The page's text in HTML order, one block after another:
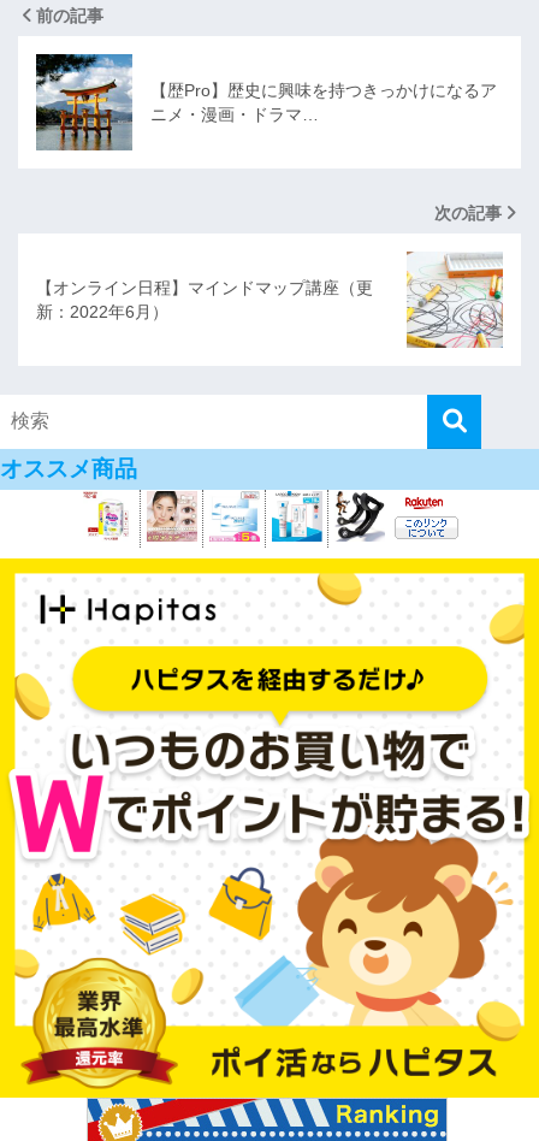
前の記事
【歴Pro】歴史に興味を持つきっかけになるア
ニメ・漫画・ドラマ…
次の記事
【オンライン日程】マインドマップ講座（更
新：2022年6月）
オススメ商品